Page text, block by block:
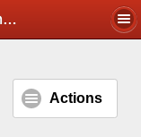
หอพักนักศึกษาหญิง ตำบลอิสาณ อำเภอเมืองบุรีรัมย์ เบอร์โทรแผนที่ราคา
Actions